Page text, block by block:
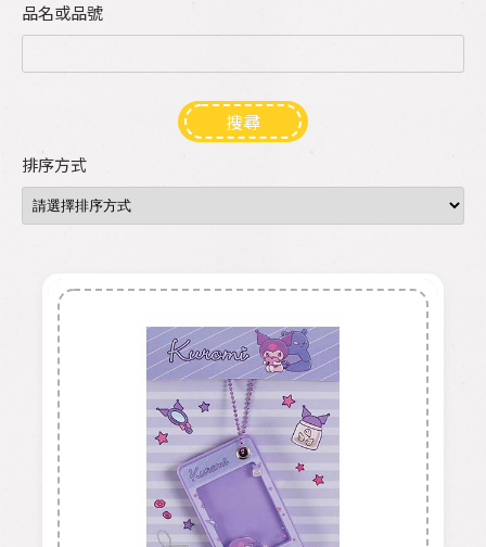
品名或品號
搜尋
排序方式